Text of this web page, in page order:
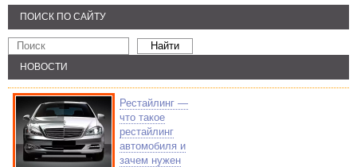
ПОИСК ПО САЙТУ
НОВОСТИ
Рестайлинг —
что такое
рестайлинг
автомобиля и
зачем нужен